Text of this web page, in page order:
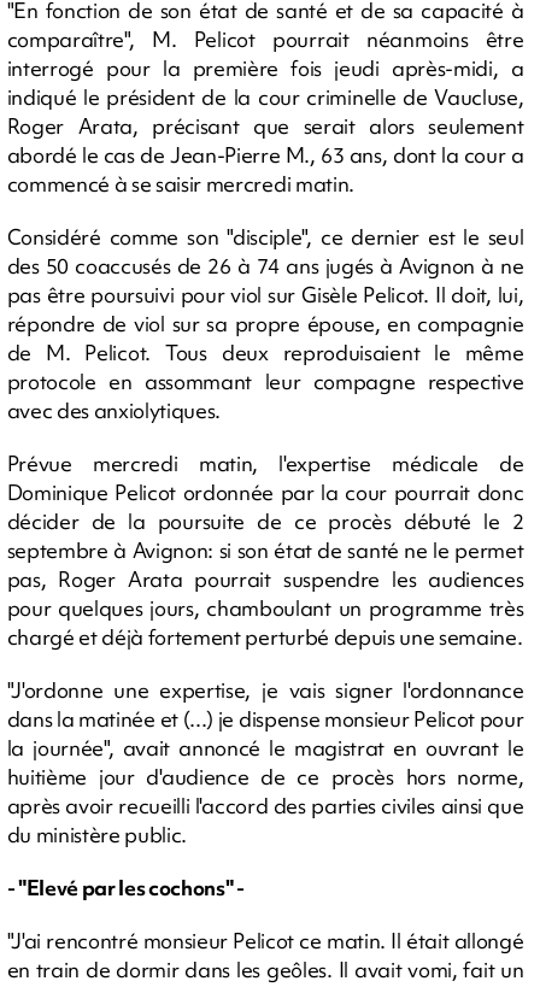
"En fonction de son état de santé et de sa capacité à
comparaître", M. Pelicot pourrait néanmoins être
interrogé pour la première fois jeudi après-midi, a
indiqué le président de la cour criminelle de Vaucluse,
Roger Arata, précisant que serait alors seulement
abordé le cas de Jean-Pierre M., 63 ans, dont la cour a
commencé à se saisir mercredi matin.
Considéré comme son "disciple", ce dernier est le seul
des 50 coaccusés de 26 à 74 ans jugés à Avignon à ne
pas être poursuivi pour viol sur Gisèle Pelicot. Il doit, lui,
répondre de viol sur sa propre épouse, en compagnie
de M. Pelicot. Tous deux reproduisaient le même
protocole en assommant leur compagne respective
avec des anxiolytiques.
Prévue mercredi matin, l'expertise médicale de
Dominique Pelicot ordonnée par la cour pourrait donc
décider de la poursuite de ce procès débuté le 2
septembre à Avignon: si son état de santé ne le permet
pas, Roger Arata pourrait suspendre les audiences
pour quelques jours, chamboulant un programme très
chargé et déjà fortement perturbé depuis une semaine.
"J'ordonne une expertise, je vais signer l'ordonnance
dans la matinée et (...) je dispense monsieur Pelicot pour
la journée", avait annoncé le magistrat en ouvrant le
huitième jour d'audience de ce procès hors norme,
après avoir recueilli l'accord des parties civiles ainsi que
du ministère public.
- "Elevé par les cochons" -
"J'ai rencontré monsieur Pelicot ce matin. Il était allongé
en train de dormir dans les geôles. Il avait vomi, fait un